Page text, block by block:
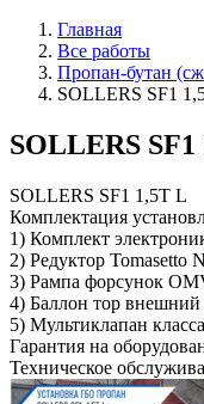
Главная
Все работы
Пропан-бутан
SOLLERS SF1
SOLLERS
SOLLERS SF1 1,5Т L
Комплектация
1) Комплект
2) Редуктор Tomasetto
3) Рампа форсунок
4) Баллон тор внешний
5) Мультиклапан
Гарантия на
Техническое